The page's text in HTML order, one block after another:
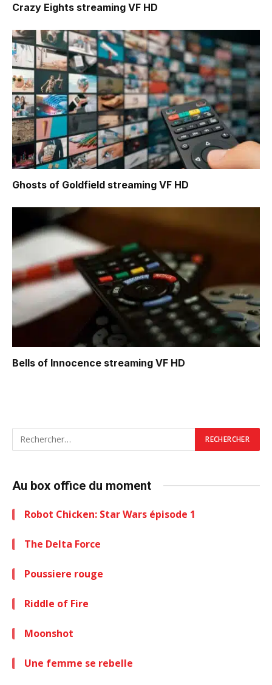
Crazy Eights streaming VF HD
Ghosts of Goldfield streaming VF HD
Bells of Innocence streaming VF HD
Au box office du moment
Robot Chicken: Star Wars épisode 1
The Delta Force
Poussiere rouge
Riddle of Fire
Moonshot
Une femme se rebelle